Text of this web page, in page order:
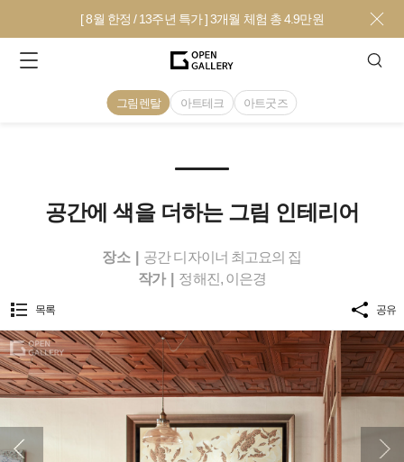
[ 8월 한정 / 13주년 특가 ] 3개월 체험 총 4.9만원
그림렌탈 아트테크 아트굿즈
공간에 색을 더하는 그림 인테리어
장소
공간 디자이너 최고요의 집
작가
정해진, 이은경
목록 공유